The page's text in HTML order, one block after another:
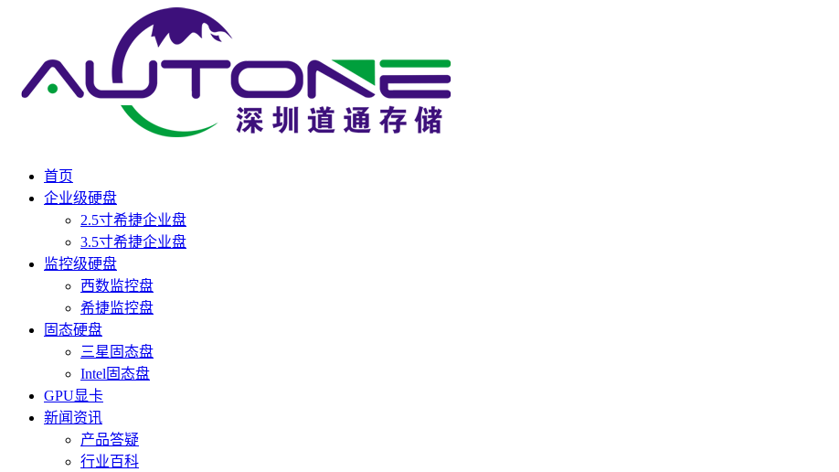
首页
企业级硬盘
2.5寸希捷企业盘
3.5寸希捷企业盘
监控级硬盘
西数监控盘
希捷监控盘
固态硬盘
三星固态盘
Intel固态盘
GPU显卡
新闻资讯
产品答疑
行业百科